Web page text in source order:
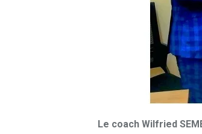
Le coach Wilfried